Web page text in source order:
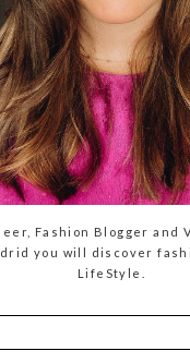
Fashion Blogger and
you will discover
LifeStyle.